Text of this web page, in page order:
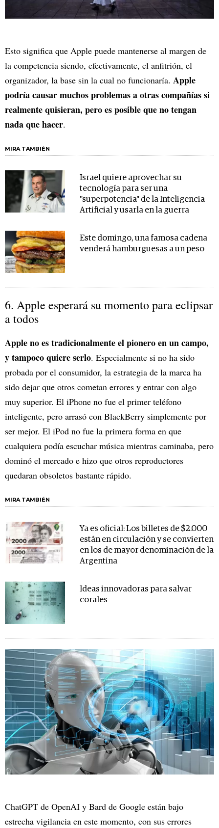
Esto significa que Apple puede mantenerse al margen de
la competencia siendo, efectivamente, el anfitrión, el
organizador, la base sin la cual no funcionaría. Apple
podría causar muchos problemas a otras compañías si
realmente quisieran, pero es posible que no tengan
nada que hacer.
MIRA TAMBIÉN
Israel quiere aprovechar su
tecnología para ser una
"superpotencia" de la Inteligencia
Artificial y usarla en la guerra
Este domingo, una famosa cadena
venderá hamburguesas a un peso
6. Apple esperará su momento para eclipsar
a todos
Apple no es tradicionalmente el pionero en un campo,
y tampoco quiere serlo. Especialmente si no ha sido
probada por el consumidor, la estrategia de la marca ha
sido dejar que otros cometan errores y entrar con algo
muy superior. El iPhone no fue el primer teléfono
inteligente, pero arrasó con BlackBerry simplemente por
ser mejor. El iPod no fue la primera forma en que
cualquiera podía escuchar música mientras caminaba, pero
dominó el mercado e hizo que otros reproductores
quedaran obsoletos bastante rápido.
MIRA TAMBIÉN
Ya es oficial: Los billetes de $2.000
están en circulación y se convierten
en los de mayor denominación de la
Argentina
Ideas innovadoras para salvar
corales
ChatGPT de OpenAI y Bard de Google están bajo
estrecha vigilancia en este momento, con sus errores